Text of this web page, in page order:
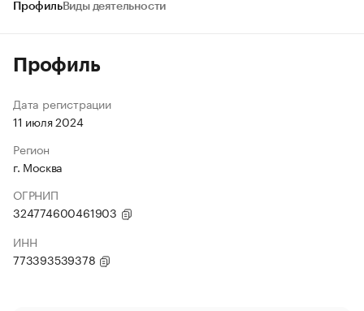
ПрофильВиды деятельности
Профиль
Дата регистрации
11 июля 2024
Регион
г. Москва
ОГРНИП
324774600461903
ИНН
773393539378